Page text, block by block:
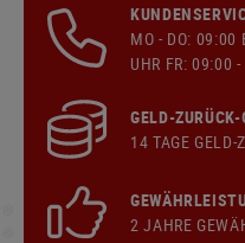
MO - DO:
UHR FR: 09:00
GELD-
14 TAGE GELD-
2 JAHRE